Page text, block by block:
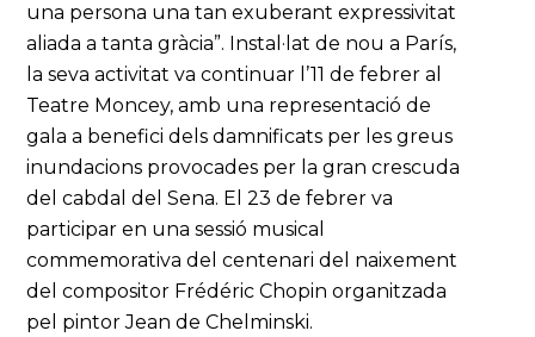
una persona una tan exuberant expressivitat
aliada a tanta gràcia”. Instal·lat de nou a París,
la seva activitat va continuar l’11 de febrer al
Teatre Moncey, amb una representació de
gala a benefici dels damnificats per les greus
inundacions provocades per la gran crescuda
del cabdal del Sena. El 23 de febrer va
participar en una sessió musical
commemorativa del centenari del naixement
del compositor Frédéric Chopin organitzada
pel pintor Jean de Chelminski.